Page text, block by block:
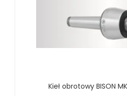
SZLIFIERKI DO METALU, PŁASZCZYZN
TOKARKI CNC
WIERTARKI KOLUMNOWE, SŁUPOWE,
Kieł obrotowy BISON